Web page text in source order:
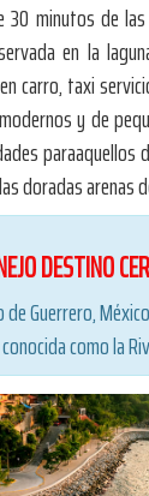
30 minutos de
en la
carro, taxi
y de
paraaquellos
doradas arenas
DESTINO
Guerrero,
como la